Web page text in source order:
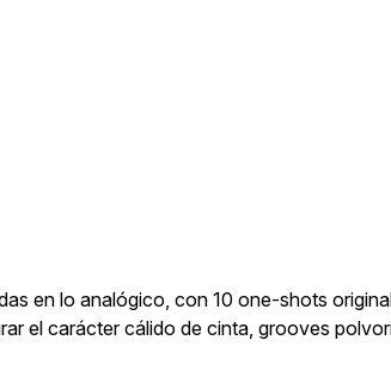
en lo analógico, con 10 one-shots
el carácter cálido de cinta, grooves